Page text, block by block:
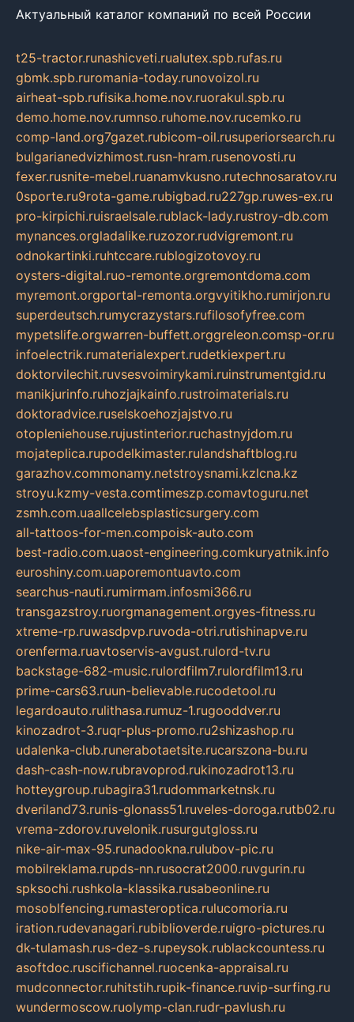
Актуальный каталог компаний по всей России
t25-tractor.runashicveti.rualutex.spb.rufas.ru
gbmk.spb.ruromania-today.runovoizol.ru
airheat-spb.rufisika.home.nov.ruorakul.spb.ru
demo.home.nov.rumnso.ruhome.nov.rucemko.ru
comp-land.org7gazet.rubicom-oil.rusuperiorsearch.ru
bulgarianedvizhimost.rusn-hram.rusenovosti.ru
fexer.rusnite-mebel.ruanamvkusno.rutechnosaratov.ru
0sporte.ru9rota-game.rubigbad.ru227gp.ruwes-ex.ru
pro-kirpichi.ruisraelsale.rublack-lady.rustroy-db.com
mynances.orgladalike.ruzozor.rudvigremont.ru
odnokartinki.ruhtccare.rublogizotovoy.ru
oysters-digital.ruo-remonte.orgremontdoma.com
myremont.orgportal-remonta.orgvyitikho.rumirjon.ru
superdeutsch.rumycrazystars.rufilosofyfree.com
mypetslife.orgwarren-buffett.orggreleon.comsp-or.ru
infoelectrik.rumaterialexpert.rudetkiexpert.ru
doktorvilechit.ruvsesvoimirykami.ruinstrumentgid.ru
manikjurinfo.ruhozjajkainfo.rustroimaterials.ru
doktoradvice.ruselskoehozjajstvo.ru
otopleniehouse.rujustinterior.ruchastnyjdom.ru
mojateplica.rupodelkimaster.rulandshaftblog.ru
garazhov.commonamy.netstroysnami.kzlcna.kz
stroyu.kzmy-vesta.comtimeszp.comavtoguru.net
zsmh.com.uaallcelebsplasticsurgery.com
all-tattoos-for-men.compoisk-auto.com
best-radio.com.uaost-engineering.comkuryatnik.info
euroshiny.com.uaporemontuavto.com
searchus-nauti.rumirmam.infosmi366.ru
transgazstroy.ruorgmanagement.orgyes-fitness.ru
xtreme-rp.ruwasdpvp.ruvoda-otri.rutishinapve.ru
orenferma.ruavtoservis-avgust.rulord-tv.ru
backstage-682-music.rulordfilm7.rulordfilm13.ru
prime-cars63.ruun-believable.rucodetool.ru
legardoauto.rulithasa.rumuz-1.rugooddver.ru
kinozadrot-3.ruqr-plus-promo.ru2shizashop.ru
udalenka-club.runerabotaetsite.rucarszona-bu.ru
dash-cash-now.rubravoprod.rukinozadrot13.ru
hotteygroup.rubagira31.rudommarketnsk.ru
dveriland73.runis-glonass51.ruveles-doroga.rutb02.ru
vrema-zdorov.ruvelonik.rusurgutgloss.ru
nike-air-max-95.runadookna.rulubov-pic.ru
mobilreklama.rupds-nn.rusocrat2000.ruvgurin.ru
spksochi.rushkola-klassika.rusabeonline.ru
mosoblfencing.rumasteroptica.rulucomoria.ru
iration.rudevanagari.rubiblioverde.ruigro-pictures.ru
dk-tulamash.rus-dez-s.rupeysok.rublackcountess.ru
asoftdoc.ruscifichannel.ruocenka-appraisal.ru
mudconnector.ruhitstih.rupik-finance.ruvip-surfing.ru
wundermoscow.ruolymp-clan.rudr-pavlush.ru